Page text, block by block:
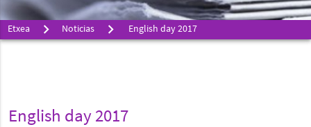
Etxea Noticias English day 2017
English day 2017